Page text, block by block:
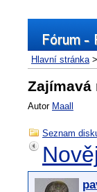
Hlavní stránka>
Zajímavá
Autor Maall
Seznam